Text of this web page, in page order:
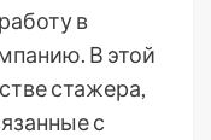
в
В этой
стажера,
с